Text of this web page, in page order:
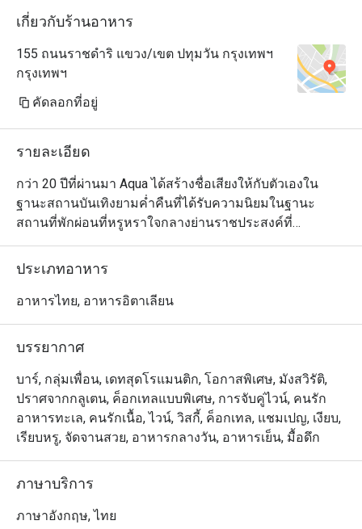
เกี่ยวกับร้านอาหาร
155 ถนนราชดำริ แขวง/เขต ปทุมวัน กรุงเทพฯ
กรุงเทพฯ
คัดลอกที่อยู่
รายละเอียด
กว่า 20 ปีที่ผ่านมา Aqua ได้สร้างชื่อเสียงให้กับตัวเองใน
ฐานะสถานบันเทิงยามค่ำคืนที่ได้รับความนิยมในฐานะ
สถานที่พักผ่อนที่หรูหราใจกลางย่านราชประสงค์ที่
พลุกพล่าน และตอนนี้ หลังจากการปรับปรุงครั้งใหญ่
โอเอซิสที่ซ่อนอยู่แห่งนี้ก็พร้อมต้อนรับคุณอย่างอบอุ่นอีก
รังสรรค์อย่างประณีตข้างสระปลาคาร์ปอันเป็นเอกลักษณ์
ประเภทอาหาร
อาหารไทย, อาหารอิตาเลียน
บรรยากาศ
บาร์, กลุ่มเพื่อน, เดทสุดโรแมนติก, โอกาสพิเศษ, มังสวิรัติ,
ปราศจากกลูเตน, ค็อกเทลแบบพิเศษ, การจับคู่ไวน์, คนรัก
อาหารทะเล, คนรักเนื้อ, ไวน์, วิสกี้, ค็อกเทล, แชมเปญ, เงียบ,
เรียบหรู, จัดจานสวย, อาหารกลางวัน, อาหารเย็น, มื้อดึก
ภาษาบริการ
ภาษาอังกฤษ, ไทย